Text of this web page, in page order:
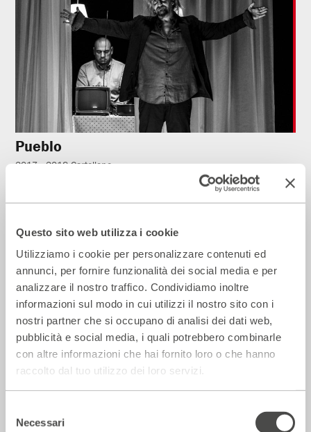
Questo sito web utilizza i cookie
Utilizziamo i cookie per personalizzare contenuti ed
annunci, per fornire funzionalità dei social media e per
analizzare il nostro traffico. Condividiamo inoltre
informazioni sul modo in cui utilizzi il nostro sito con i
nostri partner che si occupano di analisi dei dati web,
pubblicità e social media, i quali potrebbero combinarle
con altre informazioni che hai fornito loro o che hanno
raccolto dal tuo utilizzo dei loro servizi.
delNecessari
Pueblo
2017 - 2018 Cartellone
2017 - 2018